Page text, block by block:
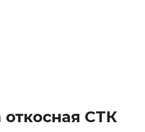
откосная СТК